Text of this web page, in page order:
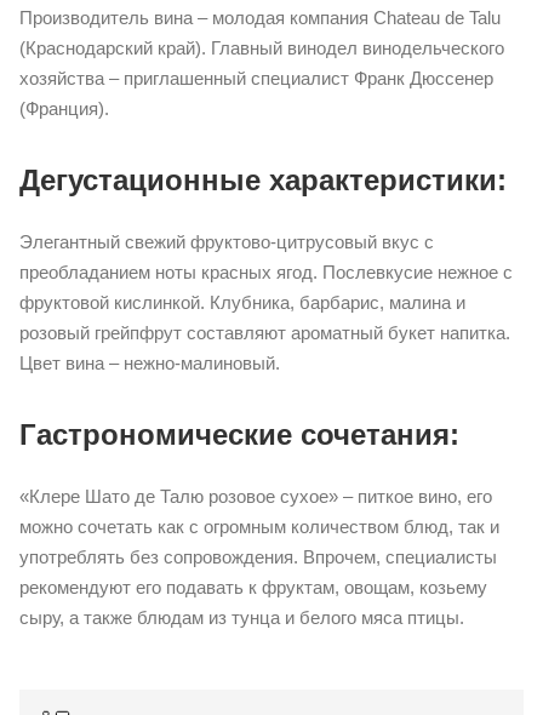
Производитель вина – молодая компания Chateau de Talu
(Краснодарский край). Главный винодел винодельческого
хозяйства – приглашенный специалист Франк Дюссенер
(Франция).
Дегустационные характеристики:
Элегантный свежий фруктово-цитрусовый вкус с
преобладанием ноты красных ягод. Послевкусие нежное с
фруктовой кислинкой. Клубника, барбарис, малина и
розовый грейпфрут составляют ароматный букет напитка.
Цвет вина – нежно-малиновый.
Гастрономические сочетания:
«Клере Шато де Талю розовое сухое» – питкое вино, его
можно сочетать как с огромным количеством блюд, так и
употреблять без сопровождения. Впрочем, специалисты
рекомендуют его подавать к фруктам, овощам, козьему
сыру, а также блюдам из тунца и белого мяса птицы.